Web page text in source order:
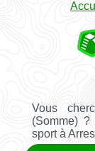
Vous
(Somme)
sport à